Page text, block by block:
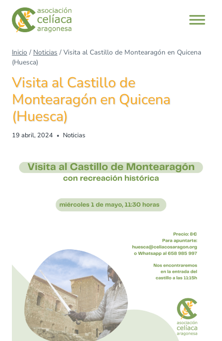
Inicio / Noticias / Visita al Castillo de Montearagón en Quicena
(Huesca)
Visita al Castillo de
Montearagón en Quicena
(Huesca)
19 abril, 2024 Noticias